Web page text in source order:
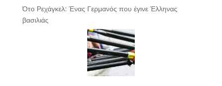
Ότο Ρεχάγκελ: Ένας Γερμανός που έγινε Έλληνας
βασιλιάς